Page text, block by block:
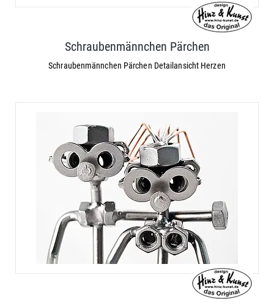
Schraubenmännchen Pärchen
Schraubenmännchen Pärchen Detailansicht Herzen